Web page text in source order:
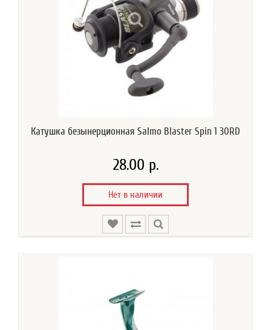
Катушка безынерционная Salmo Blaster Spin 1 30RD
28.00 р.
Нет в наличии